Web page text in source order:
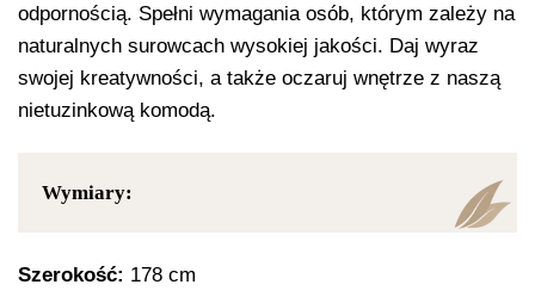
odpornością. Spełni wymagania osób, którym zależy na
naturalnych surowcach wysokiej jakości. Daj wyraz
swojej kreatywności, a także oczaruj wnętrze z naszą
nietuzinkową komodą.
Wymiary:
Szerokość: 178 cm